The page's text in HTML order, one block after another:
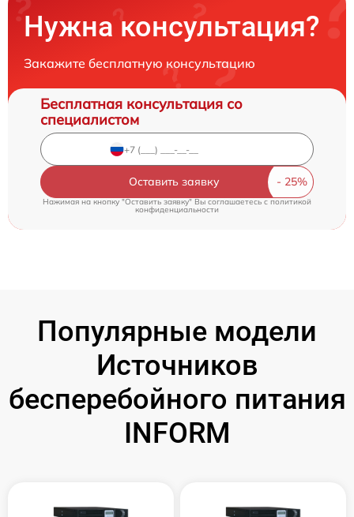
Нужна консультация?
Закажите бесплатную консультацию
Бесплатная консультация со
специалистом
Оставить заявку
Нажимая на кнопку "Оставить заявку" Вы соглашаетесь cполитикой
конфиденциальности
Популярные модели
Источников
бесперебойного питания
INFORM